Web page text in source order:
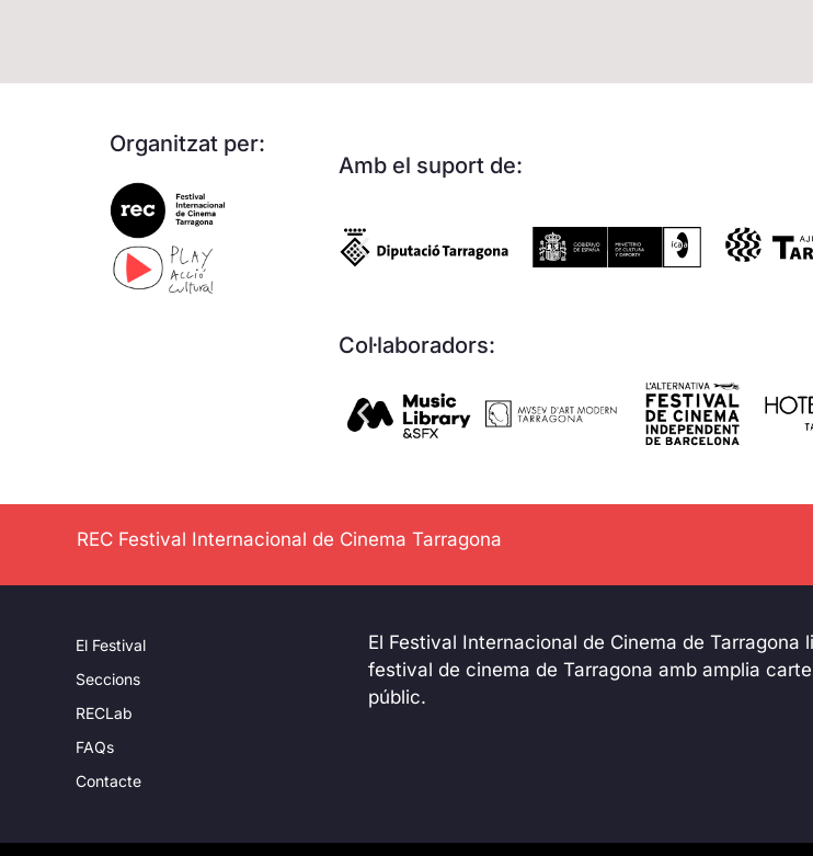
Organitzat per:
Amb el suport de:
Col·laboradors:
REC Festival Internacional de Cinema Tarragona
El Festival
Seccions
RECLab
FAQs
Contacte
El Festival Internacional de Cinema de Tarragona
festival de cinema de Tarragona amb amplia
públic.